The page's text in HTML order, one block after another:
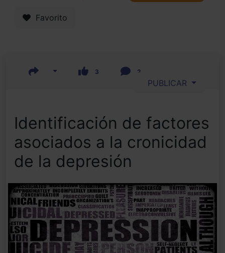
Favorito
3 2
PUBLICAR
Identificación de factores
asociados a la cronicidad
de la depresión